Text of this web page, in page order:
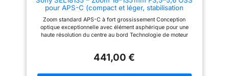
pour APS-C (compact et léger, stabilisation
& vidéo, compatible ZV-E10, A6400, A6700)
Zoom standard APS-C à fort grossissement Conception
optique exceptionnelle avec élément asphérique pour une
haute résolution du centre au bord Technologie de moteur
441,00 €